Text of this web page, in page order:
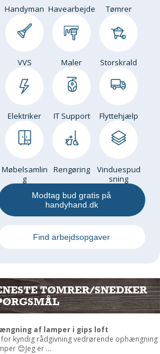
Handyman Havearbejde Tømrer
VVS Maler Storskrald
Elektriker IT Support Flyttehjælp
Møbelsamlin
g
Rengøring
Vinduespud
sning
Modtag bud gratis på
handyhand.dk
Find arbejdsopgaver
TØMRER/SNEDKER
af lamper i gips loft
for kyndig rådgivning vedrørende ophængning
😊Jeg er ...